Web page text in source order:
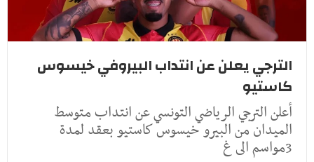
الترجي يعلن عن انتداب البيروفي خيسوس
كاستيو
أعلن الترجي الرياضي التونسي عن انتداب متوسط
الميدان من البيرو خيسوس كاستيو بعقد لمدة
3مواسم الى غ